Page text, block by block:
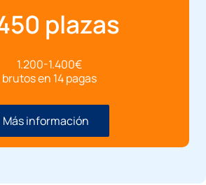
plazas
1.200-1.400€
brutos en 14 pagas
Más información